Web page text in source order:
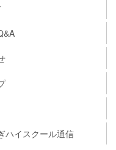
ハイスクール通信